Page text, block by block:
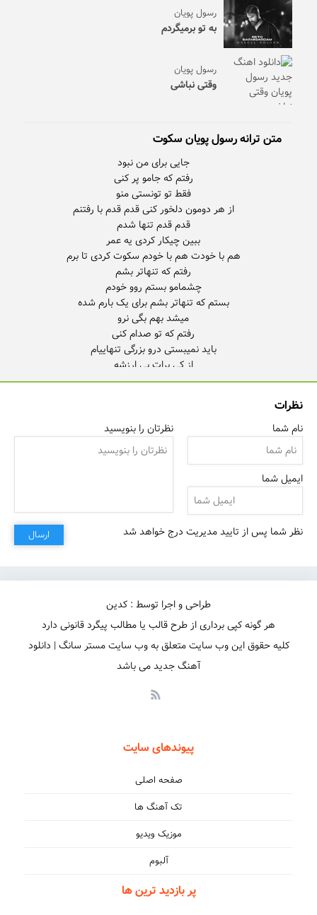
رسول پویان
به تو برمیگردم
رسول پویان
وقتی نباشی
متن ترانه رسول پویان سکوت
دنیامو میگیری بگو
برای اثباتت به من
اون لحظه‌ها صدام کنی
نظرات
نام شما
ایمیل شما
نظرتان را بنویسید
نظر شما پس از تایید مدیریت درج خواهد شد ارسال
طراحی و اجرا توسط : کدین
هر گونه کپی برداری از طرح قالب یا مطالب پیگرد قانونی دارد
کلیه حقوق این وب سایت متعلق به وب سایت مستر سانگ | دانلود
آهنگ جدید می باشد
پیوندهای سایت
صفحه اصلی
تک آهنگ ها
موزیک ویدیو
آلبوم
پر بازدید ترین ها